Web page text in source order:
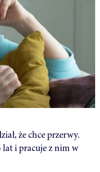
że chce przerwy.
lat i pracuje z nim w